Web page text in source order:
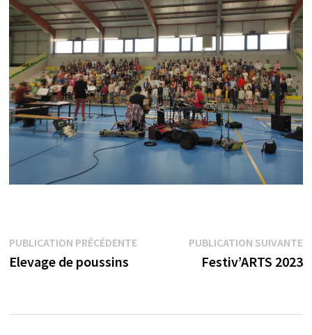
Navigation
de
PUBLICATION PRÉCÉDENTEPublication
Elevage de poussins
PUBLICATION SUIVANTE
Festiv’ARTS 2023